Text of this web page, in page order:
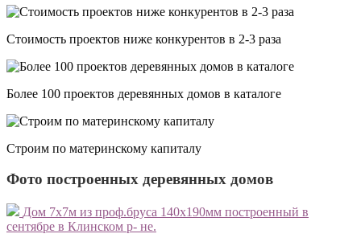
Стоимость проектов ниже конкурентов в 2-3 раза
Более 100 проектов деревянных домов в каталоге
Строим по материнскому капиталу
Фото построенных деревянных домов
Дом 7х7м из проф.бруса 140х190мм построенный в
сентябре в Клинском р- не.